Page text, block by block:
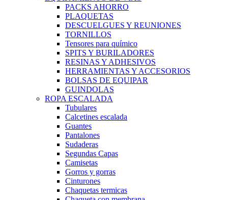
PACKS AHORRO
PLAQUETAS
DESCUELGUES Y REUNIONES
TORNILLOS
Tensores para químico
SPITS Y BURILADORES
RESINAS Y ADHESIVOS
HERRAMIENTAS Y ACCESORIOS
BOLSAS DE EQUIPAR
GUINDOLAS
ROPA ESCALADA
Tubulares
Calcetines escalada
Guantes
Pantalones
Sudaderas
Segundas Capas
Camisetas
Gorros y gorras
Cinturones
Chaquetas termicas